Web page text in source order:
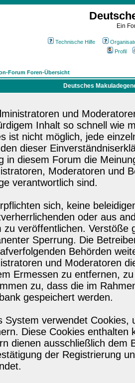
Ein
Technische Hilfe
Profil
Forum Foren-Übersicht
Deutsches
und
Inhalt so schnell wie
ist nicht möglich, jede
dieser
in diesem Forum die
Moderatoren und
verantwortlich sind.
sich, keine
oder aus
zu veröffentlichen. Verstöße
Sperrung. Die
Behörden
und Moderatoren
Ermessen zu entfernen,
zu, dass die im
gespeichert werden.
System verwendet
Diese Cookies enthalten
dienen ausschließlich dem
der Registrierung